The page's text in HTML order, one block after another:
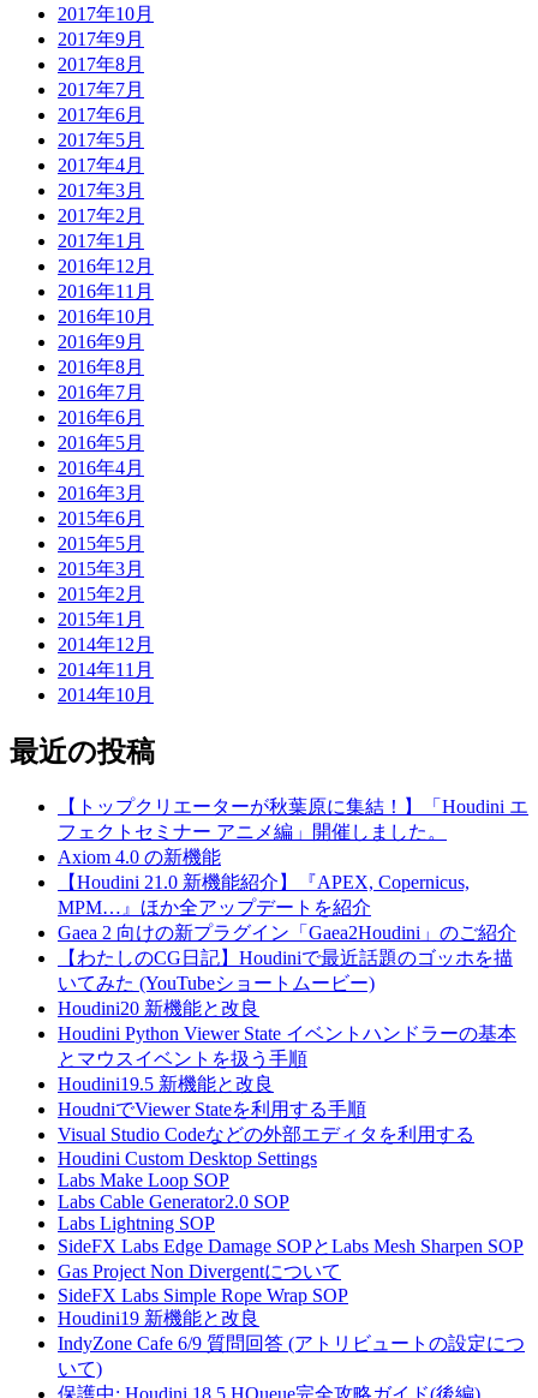
2017年10月
2017年9月
2017年8月
2017年7月
2017年6月
2017年5月
2017年4月
2017年3月
2017年2月
2017年1月
2016年12月
2016年11月
2016年10月
2016年9月
2016年8月
2016年7月
2016年6月
2016年5月
2016年4月
2016年3月
2015年6月
2015年5月
2015年3月
2015年2月
2015年1月
2014年12月
2014年11月
2014年10月
最近の投稿
【トップクリエーターが秋葉原に集結！】「Houdini エ
フェクトセミナー アニメ編」開催しました。
Axiom 4.0 の新機能
【Houdini 21.0 新機能紹介】『APEX, Copernicus,
MPM…』ほか全アップデートを紹介
Gaea 2 向けの新プラグイン「Gaea2Houdini」のご紹介
【わたしのCG日記】Houdiniで最近話題のゴッホを描
いてみた (YouTubeショートムービー)
Houdini20 新機能と改良
Houdini Python Viewer State イベントハンドラーの基本
とマウスイベントを扱う手順
Houdini19.5 新機能と改良
HoudniでViewer Stateを利用する手順
Visual Studio Codeなどの外部エディタを利用する
Houdini Custom Desktop Settings
Labs Make Loop SOP
Labs Cable Generator2.0 SOP
Labs Lightning SOP
SideFX Labs Edge Damage SOPとLabs Mesh Sharpen SOP
Gas Project Non Divergentについて
SideFX Labs Simple Rope Wrap SOP
Houdini19 新機能と改良
IndyZone Cafe 6/9 質問回答 (アトリビュートの設定につ
いて)
保護中: Houdini 18.5 HQueue完全攻略ガイド(後編)